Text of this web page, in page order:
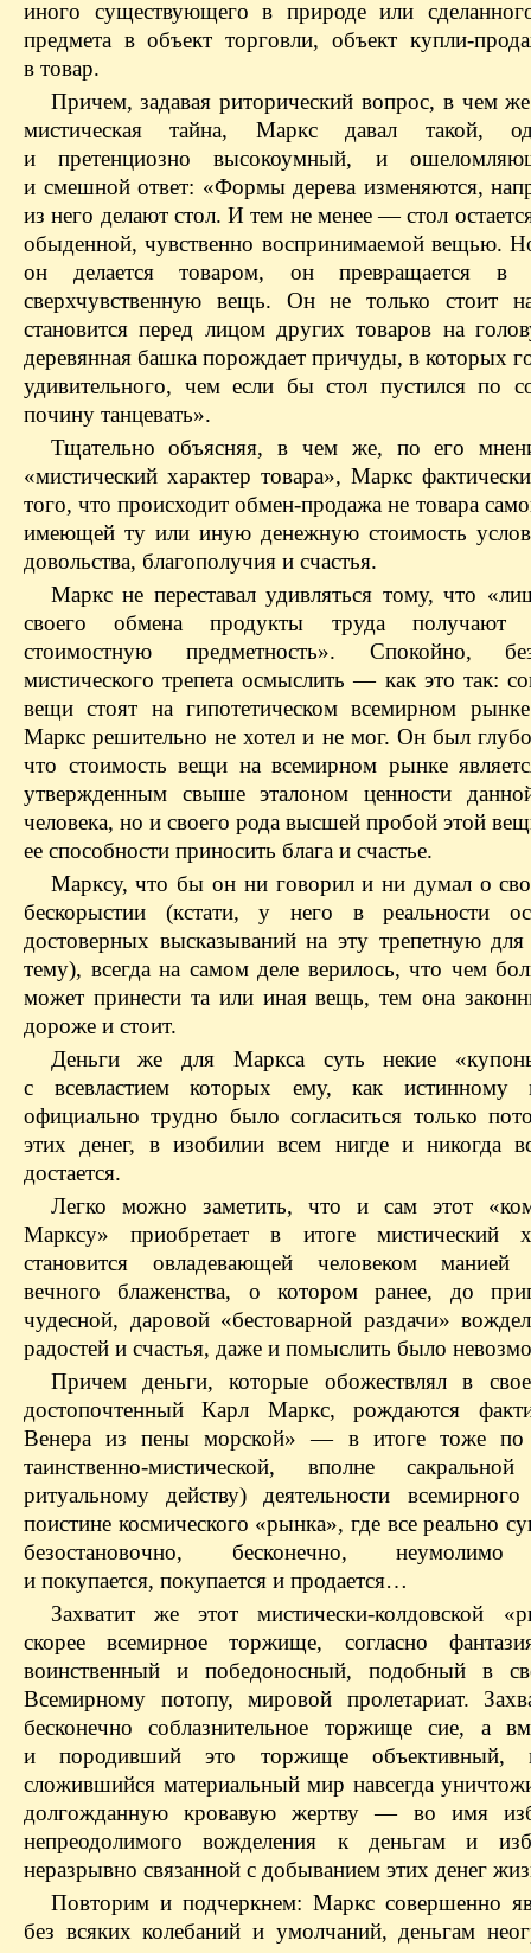
иного существующего в природе или
предмета в объект торговли, объект купли-
в товар.
Причем, задавая риторический вопрос, в чем же
мистическая тайна, Маркс давал такой,
и претенциозно высокоумный, и
и смешной ответ: «Формы дерева изменяются,
из него делают стол. И тем не менее — стол
обыденной, чувственно воспринимаемой вещью.
он делается товаром, он превращается в
сверхчувственную вещь. Он не только стоит
становится перед лицом других товаров на
деревянная башка порождает причуды, в которых
удивительного, чем если бы стол пустился по
почину танцевать».
Тщательно объясняя, в чем же, по его
«мистический характер товара», Маркс
того, что происходит обмен-продажа не товара
имеющей ту или иную денежную стоимость
довольства, благополучия и счастья.
Маркс не переставал удивляться тому, что
своего обмена продукты труда получают
стоимостную предметность». Спокойно,
мистического трепета осмыслить — как это так:
вещи стоят на гипотетическом всемирном
Маркс решительно не хотел и не мог. Он был
что стоимость вещи на всемирном рынке
утвержденным свыше эталоном ценности
человека, но и своего рода высшей пробой этой
ее способности приносить блага и счастье.
Марксу, что бы он ни говорил и ни думал о
бескорыстии (кстати, у него в реальности
достоверных высказываний на эту трепетную
тему), всегда на самом деле верилось, что чем
может принести та или иная вещь, тем она
дороже и стоит.
Деньги же для Маркса суть некие
с всевластием которых ему, как истинному
официально трудно было согласиться только
этих денег, в изобилии всем нигде и никогда
достается.
Легко можно заметить, что и сам этот
Марксу» приобретает в итоге мистический
становится овладевающей человеком манией
вечного блаженства, о котором ранее, до
чудесной, даровой «бестоварной раздачи»
радостей и счастья, даже и помыслить было
Причем деньги, которые обожествлял в
достопочтенный Карл Маркс, рождаются
Венера из пены морской» — в итоге тоже по
таинственно-мистической, вполне
ритуальному действу) деятельности
поистине космического «рынка», где все реально
безостановочно, бесконечно, неумолимо
и покупается, покупается и продается…
Захватит же этот мистически-колдовской
скорее всемирное торжище, согласно
воинственный и победоносный, подобный в
Всемирному потопу, мировой пролетариат.
бесконечно соблазнительное торжище сие, а
и породивший это торжище объективный,
сложившийся материальный мир навсегда
долгожданную кровавую жертву — во имя
непреодолимого вожделения к деньгам и
неразрывно связанной с добыванием этих денег
Повторим и подчеркнем: Маркс совершенно
без всяких колебаний и умолчаний, деньгам